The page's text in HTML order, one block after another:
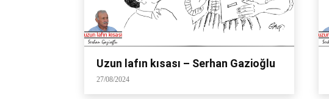
Uzun lafın kısası – Serhan Gazioğlu
27/08/2024